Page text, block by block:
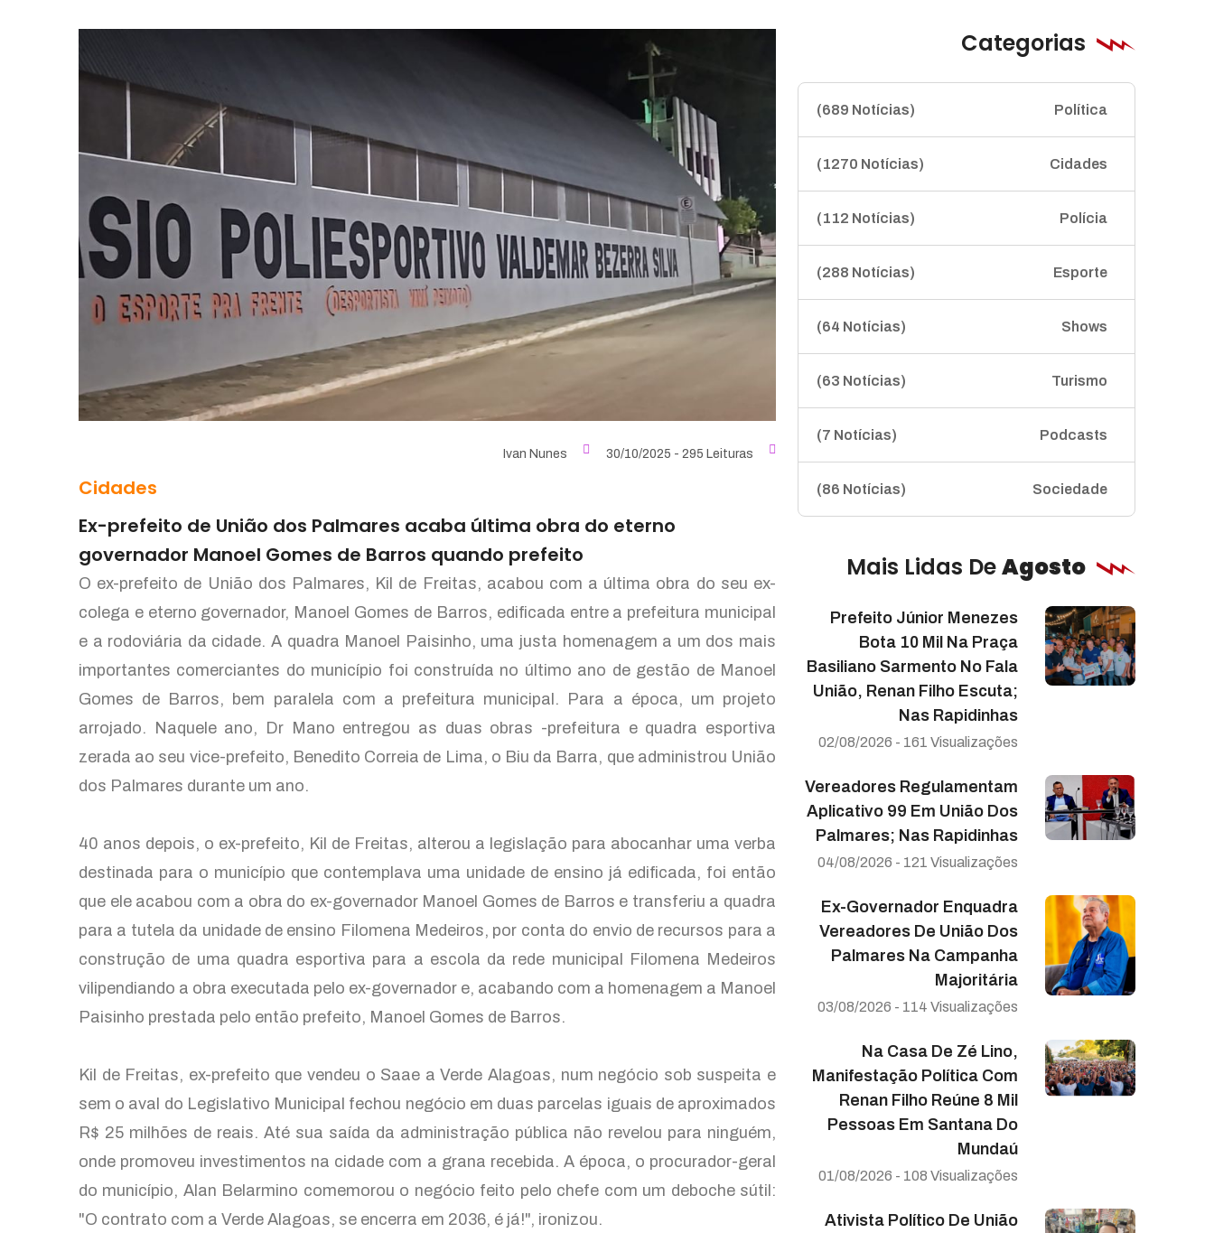
Ivan Nunes 30/10/2025 - 295 Leituras
Cidades
Ex-prefeito de União dos Palmares acaba última obra do eterno
governador Manoel Gomes de Barros quando prefeito
O ex-prefeito de União dos Palmares, Kil de Freitas, acabou com a última obra do seu ex-
colega e eterno governador, Manoel Gomes de Barros, edificada entre a prefeitura municipal
e a rodoviária da cidade. A quadra Manoel Paisinho, uma justa homenagem a um dos mais
importantes comerciantes do município foi construída no último ano de gestão de Manoel
Gomes de Barros, bem paralela com a prefeitura municipal. Para a época, um projeto
arrojado. Naquele ano, Dr Mano entregou as duas obras -prefeitura e quadra esportiva
zerada ao seu vice-prefeito, Benedito Correia de Lima, o Biu da Barra, que administrou União
dos Palmares durante um ano.
40 anos depois, o ex-prefeito, Kil de Freitas, alterou a legislação para abocanhar uma verba
destinada para o município que contemplava uma unidade de ensino já edificada, foi então
que ele acabou com a obra do ex-governador Manoel Gomes de Barros e transferiu a quadra
para a tutela da unidade de ensino Filomena Medeiros, por conta do envio de recursos para a
construção de uma quadra esportiva para a escola da rede municipal Filomena Medeiros
vilipendiando a obra executada pelo ex-governador e, acabando com a homenagem a Manoel
Paisinho prestada pelo então prefeito, Manoel Gomes de Barros.
Kil de Freitas, ex-prefeito que vendeu o Saae a Verde Alagoas, num negócio sob suspeita e
sem o aval do Legislativo Municipal fechou negócio em duas parcelas iguais de aproximados
R$ 25 milhões de reais. Até sua saída da administração pública não revelou para ninguém,
onde promoveu investimentos na cidade com a grana recebida. A época, o procurador-geral
do município, Alan Belarmino comemorou o negócio feito pelo chefe com um deboche sútil:
"O contrato com a Verde Alagoas, se encerra em 2036, é já!", ironizou.
Categorias
Política
(689 Notícias)
Cidades
(1270 Notícias)
Polícia
(112 Notícias)
Esporte
(288 Notícias)
Shows
(64 Notícias)
Turismo
(63 Notícias)
Podcasts
(7 Notícias)
Sociedade
(86 Notícias)
Mais Lidas DeAgosto
Prefeito Júnior Menezes
Bota 10 Mil Na Praça
Basiliano Sarmento No Fala
União, Renan Filho Escuta;
Nas Rapidinhas
02/08/2026 - 161 Visualizações
Vereadores Regulamentam
Aplicativo 99 Em União Dos
Palmares; Nas Rapidinhas
04/08/2026 - 121 Visualizações
Ex-Governador Enquadra
Vereadores De União Dos
Palmares Na Campanha
Majoritária
03/08/2026 - 114 Visualizações
Na Casa De Zé Lino,
Manifestação Política Com
Renan Filho Reúne 8 Mil
Pessoas Em Santana Do
Mundaú
01/08/2026 - 108 Visualizações
Ativista Político De União